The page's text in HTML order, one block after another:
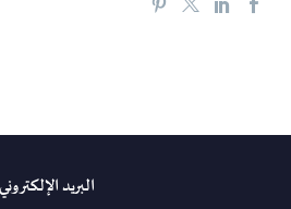
البريد الإلكتروني